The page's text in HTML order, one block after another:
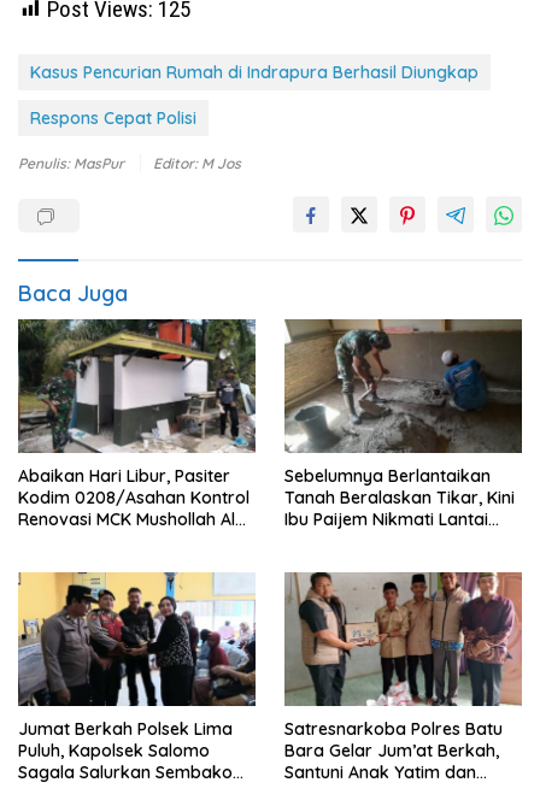
Post Views: 125
Kasus Pencurian Rumah di Indrapura Berhasil Diungkap
Respons Cepat Polisi
Penulis: MasPur Editor: M Jos
Baca Juga
Abaikan Hari Libur, Pasiter
Kodim 0208/Asahan Kontrol
Renovasi MCK Mushollah Al
Sebelumnya Berlantaikan
Tanah Beralaskan Tikar, Kini
Ibu Paijem Nikmati Lantai
0208/Asahan
Jumat Berkah Polsek Lima
Puluh, Kapolsek Salomo
Sagala Salurkan Sembako
Satresnarkoba Polres Batu
Bara Gelar Jum’at Berkah,
Santuni Anak Yatim dan